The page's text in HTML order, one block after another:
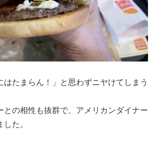
はたまらん！」と思わずニヤけてしまう
との相性も抜群で、アメリカンダイナー
た。